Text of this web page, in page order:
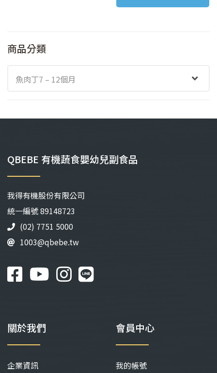
商品分類
魚肉丁7 – 12個月
QBEBE 有機蔬食嬰幼兒副食品
我得有機股份有限公司
統⼀編號 89148723
(02) 7751 5000
1003@qbebe.tw
關於我們
企業資訊
會員中心
我的帳號